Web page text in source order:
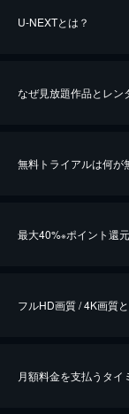
U-NEXTとは？
なぜ見放題作品とレン
無料トライアルは何が
最大40%※ポイント還
※40％ポイント還元の対象
iOSアプリのUコイン決
フルHD画質 / 4K画質
月額料金を支払うタイ